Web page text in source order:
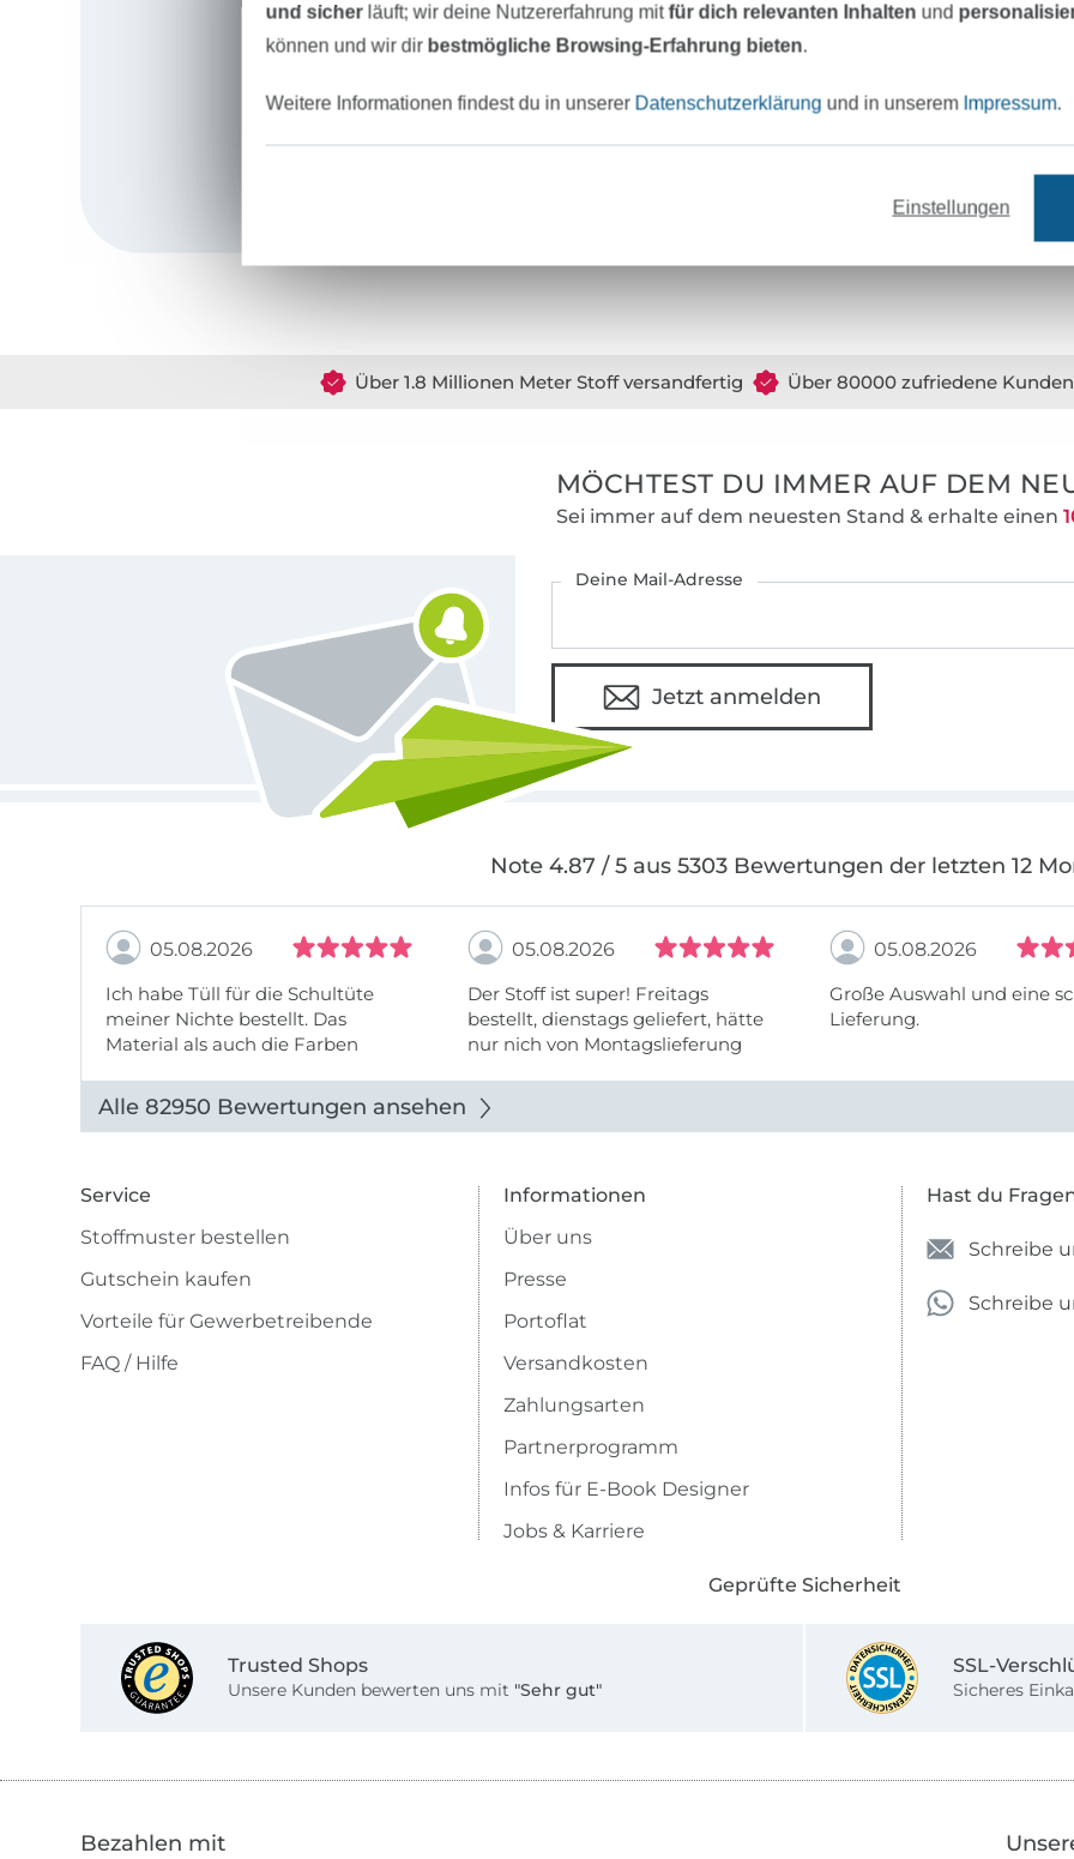
Mein Name ist Ilka, ich bin 52 Jahre alt
bis Größe 58. Mein Ziel ist es, das
Frauen zu verbessern und zu zeigen,
oder Längen wichtig. Mit den
Nähanleitungen können auch
Über 1.8 Millionen Meter Stoff versandfertig Über 80000 zufriedene Kunden
MÖCHTEST DU IMMER AUF DEM
Sei immer auf dem neuesten Stand & erhalte einen
Deine Mail-Adresse
Jetzt anmelden
Note 4.87 / 5 aus 5303 Bewertungen der letzten 12
05.08.2026
Ich habe Tüll für die Schultüte
meiner Nichte bestellt. Das
Material als auch die Farben
Abbildung u sieht toll aus. Die
Lieferung erfolgte zügig u auch
05.08.2026
Der Stoff ist super! Freitags
bestellt, dienstags geliefert, hätte
nur nich von Montagslieferung
05.08.2026
Große Auswahl und eine
Lieferung.
Alle 82950 Bewertungen ansehen
Service
Stoffmuster bestellen
Gutschein kaufen
Vorteile für Gewerbetreibende
FAQ / Hilfe
Informationen
Über uns
Presse
Portoflat
Versandkosten
Zahlungsarten
Partnerprogramm
Infos für E-Book Designer
Jobs & Karriere
Hast du
Schreibe
Schreibe
Geprüfte Sicherheit
Trusted Shops
Unsere Kunden bewerten uns mit "Sehr gut"
SSL-
Sicheres
Bezahlen mit
und sicherläuft; wir deine Nutzererfahrung mitfür dich relevanten Inhalten und
können und wir dir bestmögliche Browsing-Erfahrung bieten.
Weitere Informationen findest du in unserer Datenschutzerklärung und in unserem Impressum.
Einstellungen